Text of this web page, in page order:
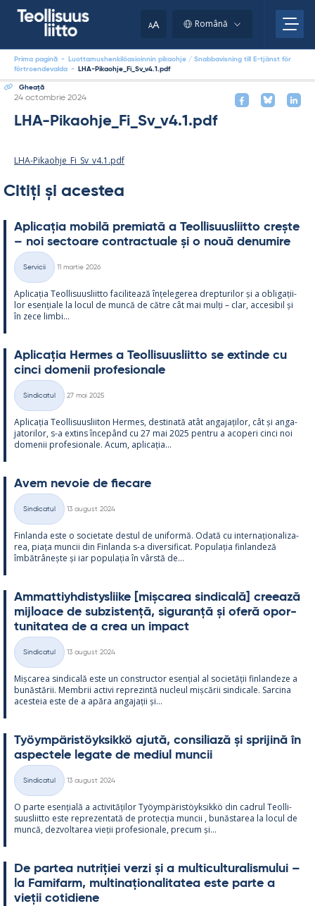
AA Română
Prima pagină -
Luottamushenkilöasioinnin pikaohje / Snabbavisning till E-tjänst för
förtroendevalda - LHA-Pikaohje_Fi_Sv_v4.1.pdf
Gheaţă
Kirjoitettu
24 octombrie 2024
LHA-Pikaohje_Fi_Sv_v4.1.pdf
LHA-Pikaohje_Fi_Sv_v4.1.pdf
Citiți și acestea
Aplicația mo­bilă pre­miată a Teol­li­suus­liitto crește
– noi sec­toare cont­rac­tuale și o nouă de­nu­mire
Categorii
Servicii
11 martie 2026
Aplicația Teol­li­suus­liitto faci­li­tează înțe­le­ge­rea drep­tu­ri­lor și a obli­gații­
lor esențiale la locul de muncă de către cât mai mulți – clar, acce­si­bil și
în zece limbi...
Aplicația Her­mes a Teol­li­suus­liitto se ex­tinde cu
cinci do­me­nii pro­fe­sio­nale
Categorii
Sindicatul
27 mai 2025
Aplicația Teol­li­suus­lii­ton Her­mes, des­ti­nată atât an­ga­jați­lor, cât și an­ga­
ja­to­ri­lor, s-a ex­tins începând cu 27 mai 2025 pentru a aco­peri cinci noi
do­me­nii pro­fe­sio­nale. Acum, aplicația...
Avem ne­voie de fiecare
Categorii
Sindicatul
13 august 2024
Fin­landa este o socie­tate des­tul de uni­formă. Odată cu in­ter­națio­na­liza­
rea, piața muncii din Fin­landa s-a di­ver­si­ficat. Po­pu­lația fin­lan­deză
îmbătrâ­nește și iar po­pu­lația în vârstă de...
Am­mat­tiyh­dis­tys­liike [mișca­rea sin­dicală] cree­ază
mij­loace de subzis­tență, si­gu­ranță și oferă opor­
tu­ni­ta­tea de a crea un im­pact
Categorii
Sindicatul
13 august 2024
Mișca­rea sin­dicală este un con­struc­tor esențial al societății fin­lan­deze a
bunăstă­rii. Mem­brii ac­tivi reprezintă nucleul mișcă­rii sin­dicale. Sarcina
aces­teia este de a apăra an­ga­jații și...
Työym­pä­ris­töyk­sikkö ajută, con­si­liază și spri­jină în
as­pec­tele le­gate de me­diul muncii
Categorii
Sindicatul
13 august 2024
O parte esențială a ac­ti­vități­lor Työym­pä­ris­töyk­sikkö din cadrul Teol­li­
suus­liitto este reprezen­tată de pro­tecția muncii , bunăs­ta­rea la locul de
muncă, dez­vol­ta­rea vieții pro­fe­sio­nale, precum și...
De par­tea nut­riției verzi și a mul­ticul­tu­ra­lis­mu­lui –
la Fa­mi­farm, mul­ti­națio­na­li­ta­tea este parte a
vieții co­ti­diene